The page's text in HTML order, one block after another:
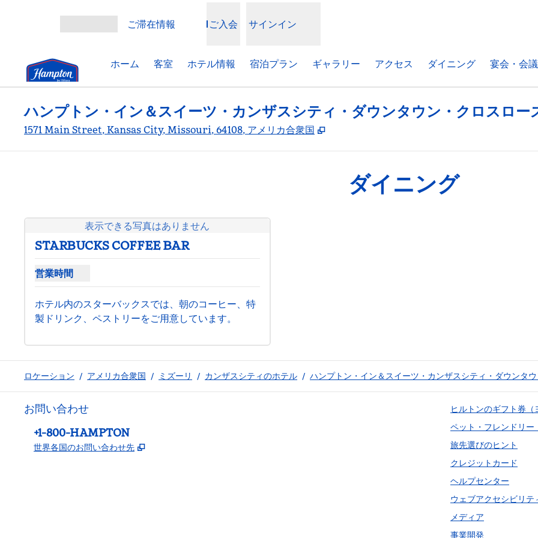
ご滞在情報 ご入会 サインイン
ホーム 客室 ホテル情報 宿泊プラン ギャラリー アクセス ダイニング 宴会・会議
ハンプトン・イン＆スイーツ・カンザスシティ・ダウンタウン・クロスロー
1571 Main Street, Kansas City, Missouri, 64108, アメリカ合衆国 ,
ダイニング
表示できる写真はありません
STARBUCKS COFFEE BAR
営業時間
スターバックスのコーヒーバーの営業時間を表示
ホテル内のスターバックスでは、朝のコーヒー、特
製ドリンク、ペストリーをご用意しています。
ロケーション / アメリカ合衆国 / ミズーリ / カンザスシティのホテル / ハンプトン・イン＆スイーツ・カンザスシティ・ダウンタ
お問い合わせ
電話：
+1-800-HAMPTON
世界各国のお問い合わせ先 ,
ヒルトンのギフト券（
ペット・フレンドリー
旅先選びのヒント
クレジットカード
ヘルプセンター
ウェブアクセシビリテ
メディア
事業開発